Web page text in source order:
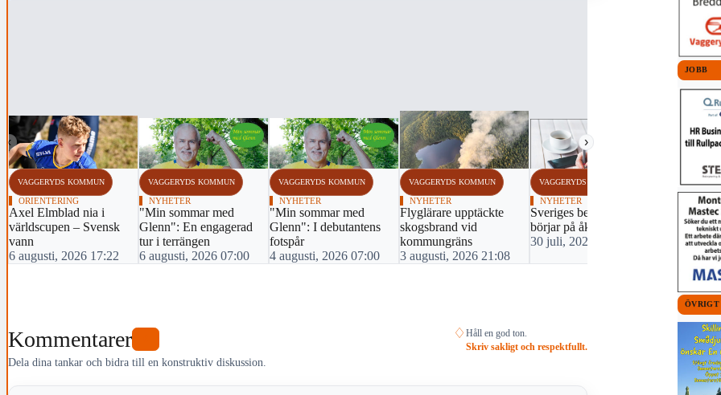
‹ ›
VAGGERYDS KOMMUN
ORIENTERING
Axel Elmblad nia i
världscupen – Svensk
vann
6 augusti, 2026 17:22
VAGGERYDS KOMMUN
NYHETER
"Min sommar med
Glenn": En engagerad
tur i terrängen
6 augusti, 2026 07:00
VAGGERYDS KOMMUN
NYHETER
"Min sommar med
Glenn": I debutantens
fotspår
4 augusti, 2026 07:00
VAGGERYDS KOMMUN
NYHETER
Flyglärare upptäckte
skogsbrand vid
kommungräns
3 augusti, 2026 21:08
VAGGERYDS KOMMUN
NYHETER
Sveriges beredskap
börjar på åkern
30 juli, 2026 11:25
NYHETER
"Min
Glenn":
arenabygge
29 juli,
Kommentarer
Dela dina tankar och bidra till en konstruktiv diskussion.
♢ Håll en god ton.
Skriv sakligt och respektfullt.
JOBB
ÖVRIGT